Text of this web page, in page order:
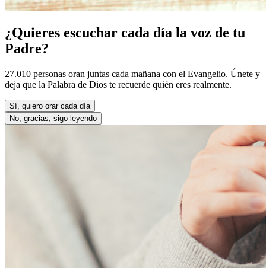
¿Quieres escuchar cada día la voz de tu
Padre?
27.010 personas oran juntas cada mañana con el Evangelio. Únete y
deja que la Palabra de Dios te recuerde quién eres realmente.
Sí, quiero orar cada día
No, gracias, sigo leyendo